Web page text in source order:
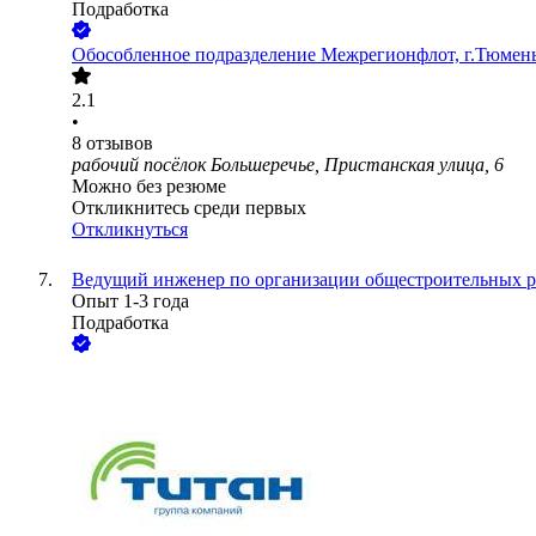
Подработка
Обособленное подразделение Межрегионфлот,
2.1
•
8 отзывов
рабочий посёлок Большеречье, Пристанская улица, 6
Можно без резюме
Откликнитесь среди первых
Откликнуться
Ведущий инженер по организации общестроительных
Опыт 1-3 года
Подработка